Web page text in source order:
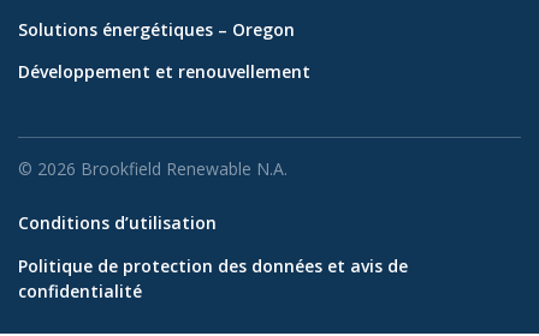
Solutions énergétiques – Oregon
Développement et renouvellement
© 2026 Brookfield Renewable N.A.
Conditions d’utilisation
Politique de protection des données et avis de
confidentialité